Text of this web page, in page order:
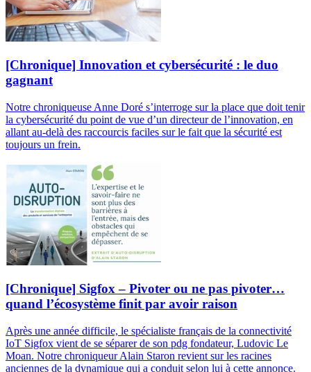
[Chronique] Innovation et cybersécurité : le duo
gagnant
Notre chroniqueuse Anne Doré s’interroge sur la place que doit tenir
la cybersécurité du point de vue d’un directeur de l’innovation, en
allant au-delà des raccourcis faciles sur le fait que la sécurité est
toujours un frein.
[Chronique] Sigfox – Pivoter ou ne pas pivoter…
quand l’écosystème finit par avoir raison
Après une année difficile, le spécialiste français de la connectivité
IoT Sigfox vient de se séparer de son pdg fondateur, Ludovic Le
Moan. Notre chroniqueur Alain Staron revient sur les racines
anciennes de la dynamique qui a conduit selon lui à cette annonce.